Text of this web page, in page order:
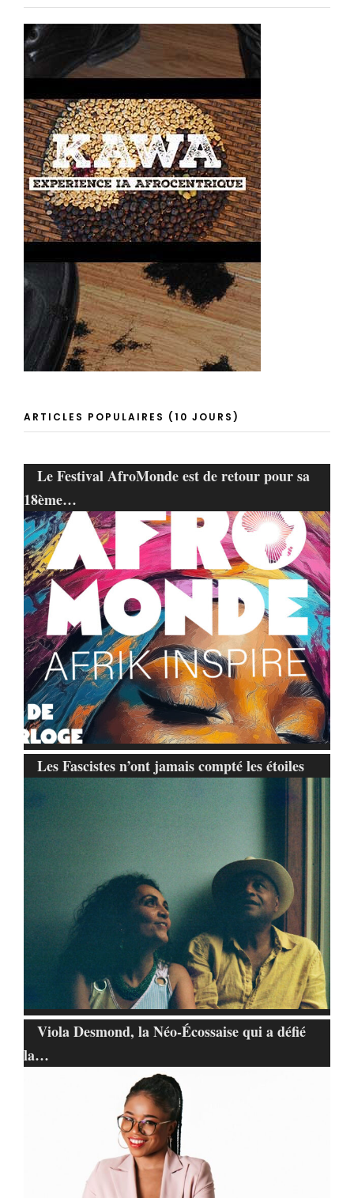
ARTICLES POPULAIRES (10 JOURS)
Le Festival AfroMonde est de retour pour sa
18ème…
Les Fascistes n’ont jamais compté les étoiles
Viola Desmond, la Néo-Écossaise qui a défié
la…